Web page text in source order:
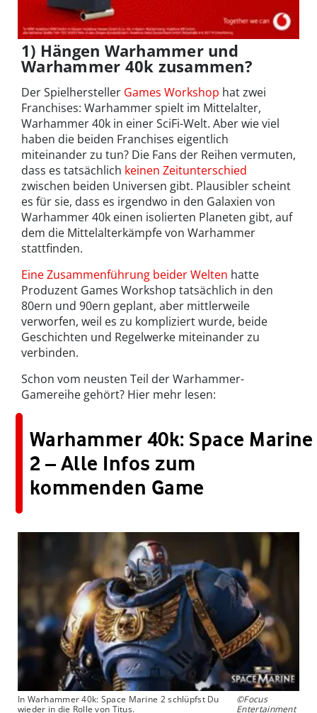
1) Hängen Warhammer und
Warhammer 40k zusammen?
Der Spielhersteller Games Workshop hat zwei
Franchises: Warhammer spielt im Mittelalter,
Warhammer 40k in einer SciFi-Welt. Aber wie viel
haben die beiden Franchises eigentlich
miteinander zu tun? Die Fans der Reihen vermuten,
dass es tatsächlich keinen Zeitunterschied
zwischen beiden Universen gibt. Plausibler scheint
es für sie, dass es irgendwo in den Galaxien von
Warhammer 40k einen isolierten Planeten gibt, auf
dem die Mittelalterkämpfe von Warhammer
stattfinden.
Eine Zusammenführung beider Welten hatte
Produzent Games Workshop tatsächlich in den
80ern und 90ern geplant, aber mittlerweile
verworfen, weil es zu kompliziert wurde, beide
Geschichten und Regelwerke miteinander zu
verbinden.
Schon vom neusten Teil der Warhammer-
Gamereihe gehört? Hier mehr lesen:
Warhammer 40k: Space Marine
2 – Alle Infos zum
kommenden Game
In Warhammer 40k: Space Marine 2 schlüpfst Du
wieder in die Rolle von Titus.
©Focus
Entertainment